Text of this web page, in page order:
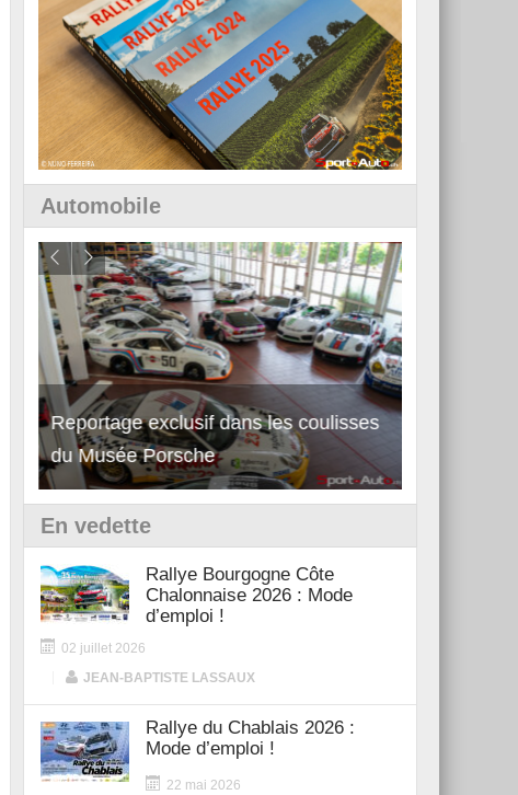
Automobile
Reportage exclusif dans les coulisses
du Musée Porsche
Découverte de la nouvelle Ferrari
12Cilindri Manuale
En vedette
Rallye Bourgogne Côte
Chalonnaise 2026 : Mode
d’emploi !
02 juillet 2026
JEAN-BAPTISTE LASSAUX
Rallye du Chablais 2026 :
Mode d’emploi !
22 mai 2026